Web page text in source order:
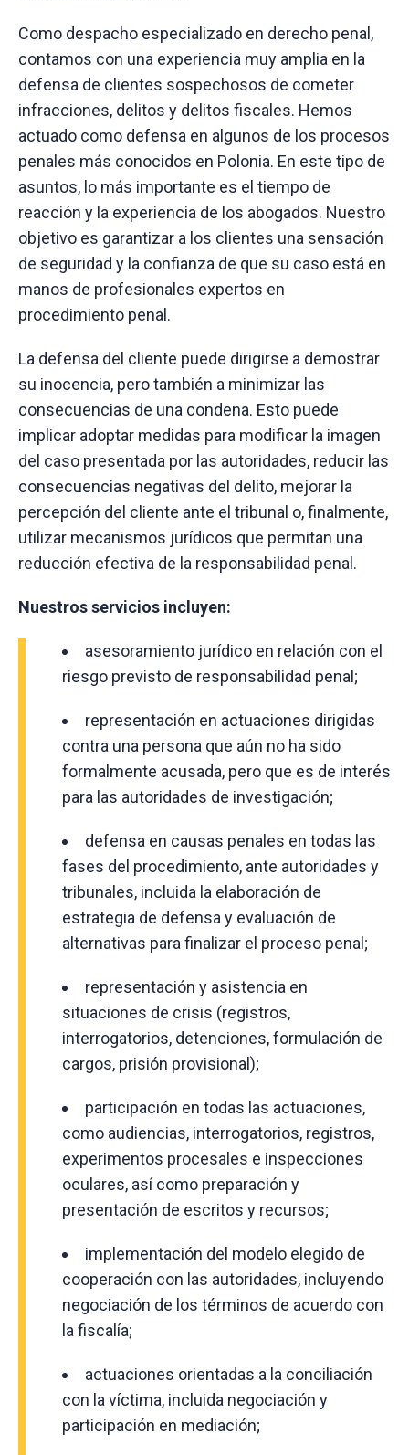
Como despacho especializado en derecho penal,
contamos con una experiencia muy amplia en la
defensa de clientes sospechosos de cometer
infracciones, delitos y delitos fiscales. Hemos
actuado como defensa en algunos de los procesos
penales más conocidos en Polonia. En este tipo de
asuntos, lo más importante es el tiempo de
reacción y la experiencia de los abogados. Nuestro
objetivo es garantizar a los clientes una sensación
de seguridad y la confianza de que su caso está en
manos de profesionales expertos en
procedimiento penal.
La defensa del cliente puede dirigirse a demostrar
su inocencia, pero también a minimizar las
consecuencias de una condena. Esto puede
implicar adoptar medidas para modificar la imagen
del caso presentada por las autoridades, reducir las
consecuencias negativas del delito, mejorar la
percepción del cliente ante el tribunal o, finalmente,
utilizar mecanismos jurídicos que permitan una
reducción efectiva de la responsabilidad penal.
Nuestros servicios incluyen:
asesoramiento jurídico en relación con el
riesgo previsto de responsabilidad penal;
representación en actuaciones dirigidas
contra una persona que aún no ha sido
formalmente acusada, pero que es de interés
para las autoridades de investigación;
defensa en causas penales en todas las
fases del procedimiento, ante autoridades y
tribunales, incluida la elaboración de
estrategia de defensa y evaluación de
alternativas para finalizar el proceso penal;
representación y asistencia en
situaciones de crisis (registros,
interrogatorios, detenciones, formulación de
cargos, prisión provisional);
participación en todas las actuaciones,
como audiencias, interrogatorios, registros,
experimentos procesales e inspecciones
oculares, así como preparación y
presentación de escritos y recursos;
implementación del modelo elegido de
cooperación con las autoridades, incluyendo
negociación de los términos de acuerdo con
la fiscalía;
actuaciones orientadas a la conciliación
con la víctima, incluida negociación y
participación en mediación;